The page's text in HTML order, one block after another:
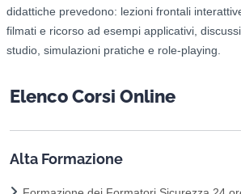
didattiche prevedono: lezioni frontali
filmati e ricorso ad esempi applicativi, d
studio, simulazioni pratiche e role-playing.
Elenco Corsi Online
Alta Formazione